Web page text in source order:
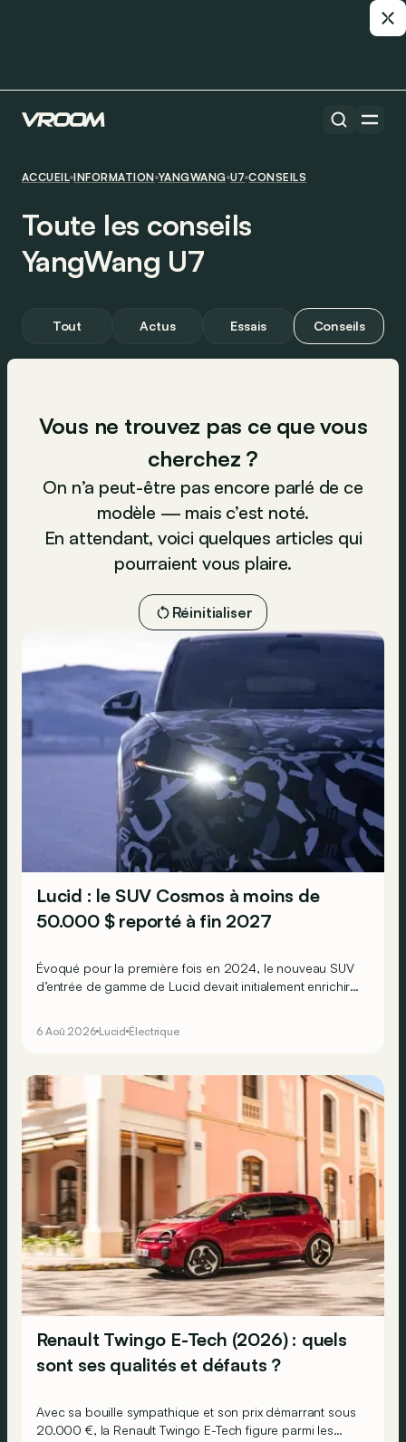
ACCUEIL INFORMATION YANGWANG U7 CONSEILS
Toute les conseils
YangWang U7
Tout Actus Essais Conseils
Vous ne trouvez pas ce que vous
cherchez ?
On n’a peut-être pas encore parlé de ce
modèle — mais c’est noté.
En attendant, voici quelques articles qui
pourraient vous plaire.
Réinitialiser
Lucid : le SUV Cosmos à moins de
50.000 $ reporté à fin 2027
Évoqué pour la première fois en 2024, le nouveau SUV
d’entrée de gamme de Lucid devait initialement enrichir
6 Aoû 2026 Lucid Électrique
Renault Twingo E-Tech (2026) : quels
sont ses qualités et défauts ?
Avec sa bouille sympathique et son prix démarrant sous
20.000 €, la Renault Twingo E-Tech figure parmi les